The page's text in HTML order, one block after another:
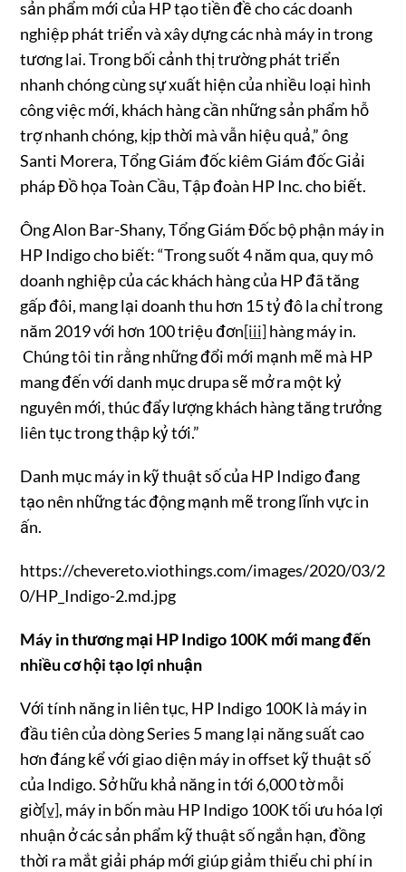
sản phẩm mới của HP tạo tiền đề cho các doanh
nghiệp phát triển và xây dựng các nhà máy in trong
tương lai. Trong bối cảnh thị trường phát triển
nhanh chóng cùng sự xuất hiện của nhiều loại hình
công việc mới, khách hàng cần những sản phẩm hỗ
trợ nhanh chóng, kịp thời mà vẫn hiệu quả,” ông
Santi Morera, Tổng Giám đốc kiêm Giám đốc Giải
pháp Đồ họa Toàn Cầu, Tập đoàn HP Inc. cho biết.
Ông Alon Bar-Shany, Tổng Giám Đốc bộ phận máy in
HP Indigo cho biết: “Trong suốt 4 năm qua, quy mô
doanh nghiệp của các khách hàng của HP đã tăng
gấp đôi, mang lại doanh thu hơn 15 tỷ đô la chỉ trong
năm 2019 với hơn 100 triệu đơn[iii]hàng máy in.
Chúng tôi tin rằng những đổi mới mạnh mẽ mà HP
mang đến với danh mục drupa sẽ mở ra một kỷ
nguyên mới, thúc đẩy lượng khách hàng tăng trưởng
liên tục trong thập kỷ tới.”
Danh mục máy in kỹ thuật số của HP Indigo đang
tạo nên những tác động mạnh mẽ trong lĩnh vực in
ấn.
https://chevereto.viothings.com/images/2020/03/2
0/HP_Indigo-2.md.jpg
Máy in thương mại HP Indigo 100K mới mang đến
nhiều cơ hội tạo lợi nhuận
Với tính năng in liên tục, HP Indigo 100K là máy in
đầu tiên của dòng Series 5 mang lại năng suất cao
hơn đáng kể với giao diện máy in offset kỹ thuật số
của Indigo. Sở hữu khả năng in tới 6,000 tờ mỗi
giờ[v], máy in bốn màu HP Indigo 100K tối ưu hóa lợi
nhuận ở các sản phẩm kỹ thuật số ngắn hạn, đồng
thời ra mắt giải pháp mới giúp giảm thiểu chi phí in